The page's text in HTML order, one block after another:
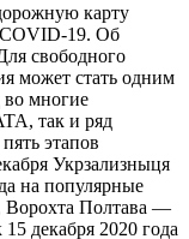
карту
19. Об
свободного
может стать одним
во многие
так и ряд
этапов
Укрзализныця
на популярные
Ворохта Полтава —
декабря 2020 года